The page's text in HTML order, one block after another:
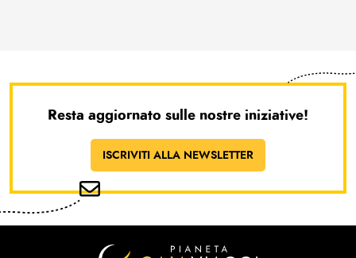
Resta aggiornato sulle nostre iniziative!
ISCRIVITI ALLA NEWSLETTER